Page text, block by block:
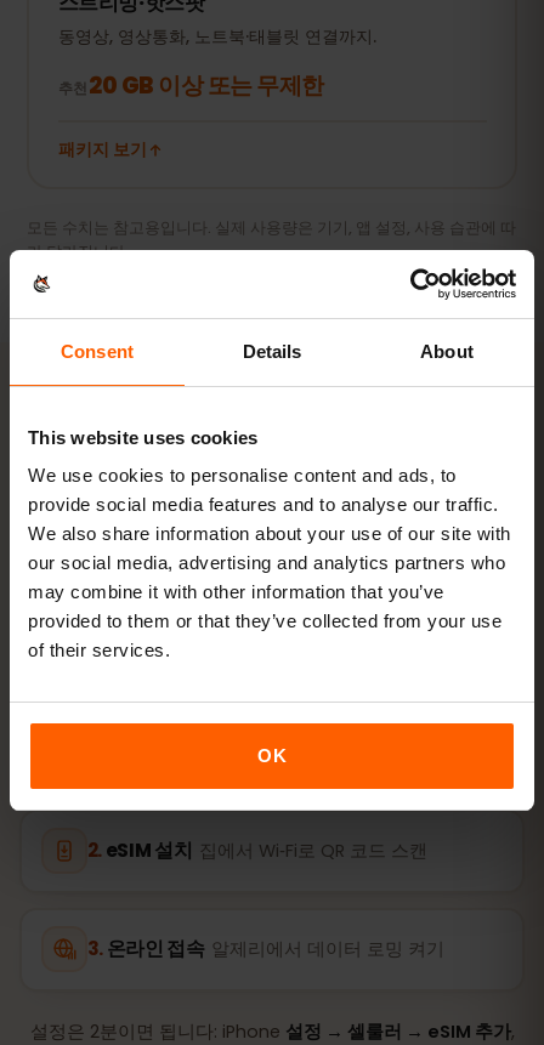
Consent Details About
This website uses cookies
We use cookies to personalise content and ads, to
provide social media features and to analyse our traffic.
We also share information about your use of our site with
our social media, advertising and analytics partners who
may combine it with other information that you’ve
provided to them or that they’ve collected from your use
of their services.
OK
동영상, 영상통화, 노트북·태블릿 연결까지.
추천 20 GB 이상 또는 무제한
패키지 보기
모든 수치는 참고용입니다. 실제 사용량은 기기, 앱 설정, 사용 습관에 따
라 달라집니다.
활성화
알제리 eSIM을3단계로 활성화
하기
몇 분이면 준비 완료 — 물리 SIM 카드가 필요 없습니다.
QR 코드를 이메일로 즉시
eSIM 설치 집에서 Wi‑Fi로 QR 코드 스캔
온라인 접속 알제리에서 데이터 로밍 켜기
설정은 2분이면 됩니다: iPhone 설정 → 셀룰러 → eSIM 추가,